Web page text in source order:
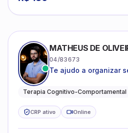
MATHEUS DE
04/83673
Te ajudo a organizar
clareza e sentido,
Terapia Cognitivo-Comportamental
CRP ativo Online